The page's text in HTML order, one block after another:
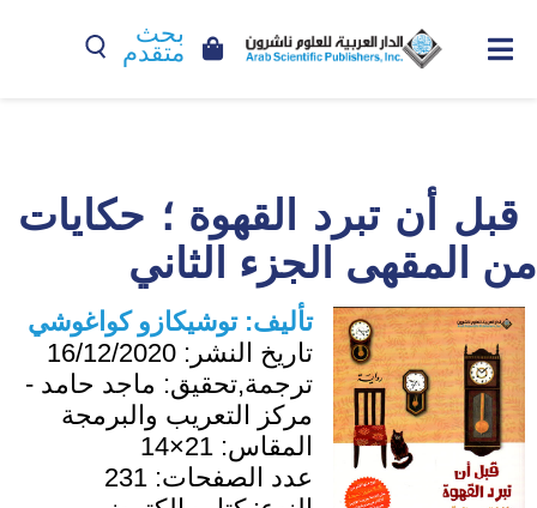
بحث
متقدم
قبل أن تبرد القهوة ؛ حكايات
من المقهى الجزء الثاني
تأليف:توشيكازو كواغوشي
تاريخ النشر: 16/12/2020
ترجمة,تحقيق: ماجد حامد -
مركز التعريب والبرمجة
المقاس: 21×14
عدد الصفحات: 231